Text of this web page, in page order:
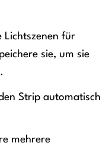
Lichtszenen für
sie, um sie
Strip automatisch
mehrere